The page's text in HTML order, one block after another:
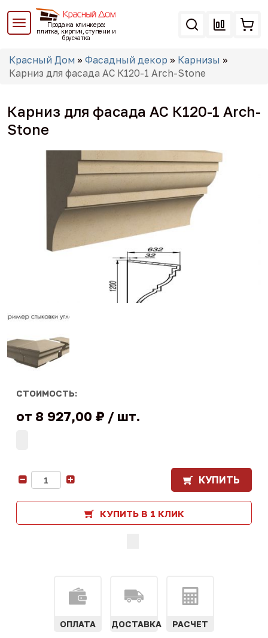
Перейти
основному
Продажа клинкера:
плитка, кирпич, ступени и
брусчатка
Вы
здесь
Красный Дом » Фасадный декор » Карнизы »
Карниз для фасада АС К120-1 Arch-Stone
Карниз для фасада АС К120-1 Arch-
Stone
СТОИМОСТЬ:
от 8 927,00 ₽ шт.
КУПИТЬ
КУПИТЬ В 1 КЛИК
ОПЛАТА ДОСТАВКА РАСЧЕТ